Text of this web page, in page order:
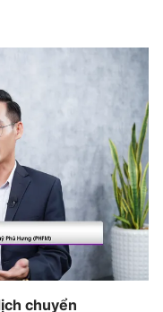
chuyển